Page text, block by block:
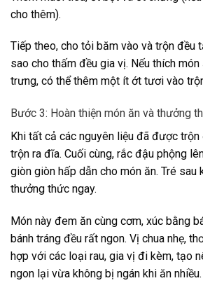
cho thêm).
Tiếp theo, cho tỏi băm vào và trộn đều
sao cho thấm đều gia vị. Nếu thích
trưng, có thể thêm một ít ớt tươi vào
Bước 3: Hoàn thiện món ăn và thưởng
Khi tất cả các nguyên liệu đã được trộn
trộn ra đĩa. Cuối cùng, rắc đậu phộng
giòn giòn hấp dẫn cho món ăn. Tré sau
thưởng thức ngay.
Món này đem ăn cùng cơm, xúc bằng
bánh tráng đều rất ngon. Vị chua nhẹ,
hợp với các loại rau, gia vị đi kèm, tạo
ngon lại vừa không bị ngán khi ăn nhiều.